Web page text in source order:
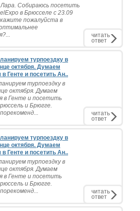
Собираюсь посетить
в Брюсселе с 23.09
пожалуйста в
читать
ответ
турпоездку в
октября. Думаем
в Генте и посетить Ан..
турпоездку в
октября. Думаем
в Генте и посетить
и Брюгге.
читать
ответ
турпоездку в
октября. Думаем
в Генте и посетить Ан..
турпоездку в
октября. Думаем
в Генте и посетить
и Брюгге.
читать
ответ